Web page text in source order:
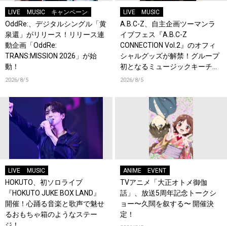
LIVE MUSIC キャンペーン
OddRe:、デジタルシングル「黄
泉還」がリリース！リリース連
動企画「OddRe:
TRANS:MISSION 2026」が始
動！
2026/8/5
LIVE MUSIC
A.B.C-Z、自主企画ツーマンラ
イブフェス『A.B.C-Z
CONNECTION Vol.2』のオフィ
シャルグッズが解禁！グループ
初となるミュージックキーチェ
ーンが登場！
2026/8/5
LIVE MUSIC
HOKUTO、初ソロライブ
『HOKUTO JUKE BOX LAND』
開催！心踊る音楽と歌声で魅せ
るおもちゃ箱のようなステー
ANIME EVENT
TVアニメ「大正オトメ御伽
話」、放送5周年記念トークシ
ョー〜久闊を叙する〜 開催決
定！